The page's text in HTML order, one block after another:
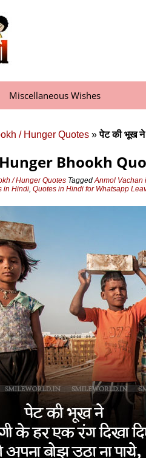
Miscellaneous Wishes
/ Hunger Quotes »पेट की भूख
Hunger Bhookh
/ Hunger Quotes TaggedAnmol Vachan
in Hindi, Quotes in Hindi for Whatsapp